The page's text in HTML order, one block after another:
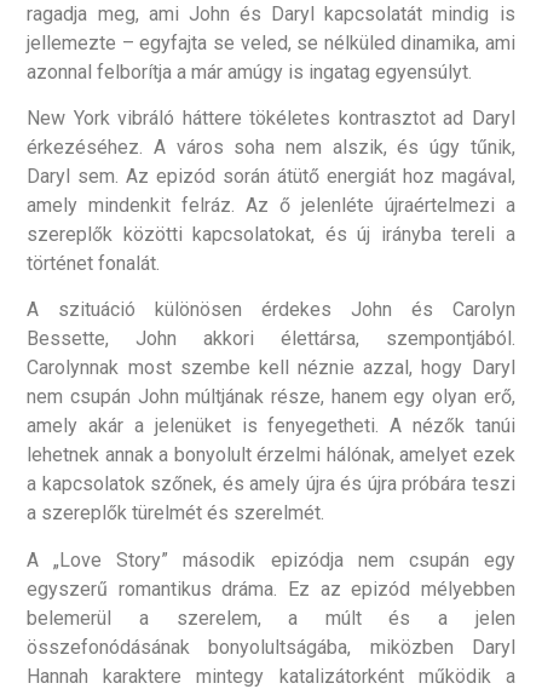
ragadja meg, ami John és Daryl kapcsolatát mindig is
jellemezte – egyfajta se veled, se nélküled dinamika, ami
azonnal felborítja a már amúgy is ingatag egyensúlyt.
New York vibráló háttere tökéletes kontrasztot ad Daryl
érkezéséhez. A város soha nem alszik, és úgy tűnik,
Daryl sem. Az epizód során átütő energiát hoz magával,
amely mindenkit felráz. Az ő jelenléte újraértelmezi a
szereplők közötti kapcsolatokat, és új irányba tereli a
történet fonalát.
A szituáció különösen érdekes John és Carolyn
Bessette, John akkori élettársa, szempontjából.
Carolynnak most szembe kell néznie azzal, hogy Daryl
nem csupán John múltjának része, hanem egy olyan erő,
amely akár a jelenüket is fenyegetheti. A nézők tanúi
lehetnek annak a bonyolult érzelmi hálónak, amelyet ezek
a kapcsolatok szőnek, és amely újra és újra próbára teszi
a szereplők türelmét és szerelmét.
A „Love Story” második epizódja nem csupán egy
egyszerű romantikus dráma. Ez az epizód mélyebben
belemerül a szerelem, a múlt és a jelen
összefonódásának bonyolultságába, miközben Daryl
Hannah karaktere mintegy katalizátorként működik a